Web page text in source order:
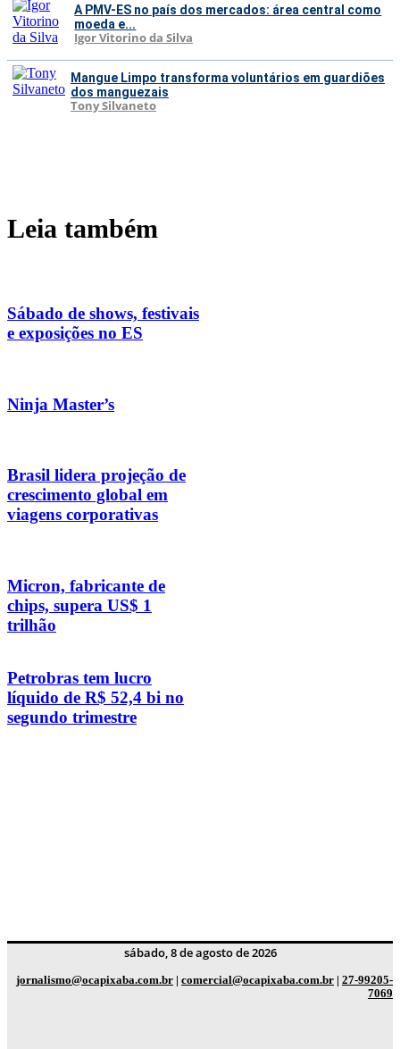
A PMV-ES no país dos mercados: área central como
moeda e...
Igor Vitorino da Silva
Mangue Limpo transforma voluntários em guardiões
dos manguezais
Tony Silvaneto
Leia também
Sábado de shows, festivais
e exposições no ES
Ninja Master’s
Brasil lidera projeção de
crescimento global em
viagens corporativas
Micron, fabricante de
chips, supera US$ 1
trilhão
Petrobras tem lucro
líquido de R$ 52,4 bi no
segundo trimestre
sábado, 8 de agosto de 2026
jornalismo@ocapixaba.com.br | comercial@ocapixaba.com.br | 27-99205-
7069